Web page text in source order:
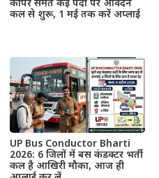
कीपर समेत कई पदों पर आवेदन
कल से शुरू, 1 मई तक करें अप्लाई
UP Bus Conductor Bharti
2026: 6 जिलों में बस कंडक्टर भर्ती
कल है आखिरी मौका, आज ही